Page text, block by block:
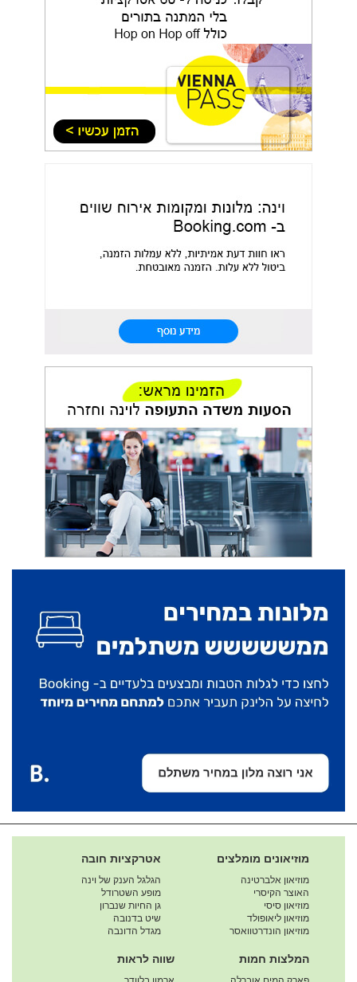
מוזיאונים מומלצים
מוזיאון אלברטינה
האוצר הקיסרי
מוזיאון סיסי
מוזיאון ליאופולד
מוזיאון הונדרטוואסר
אטרקציות חובה
הגלגל הענק של וינה
מופע השטרודל
גן החיות שנברון
שיט בדנובה
מגדל הדונבה
המלצות חמות שווה לראות